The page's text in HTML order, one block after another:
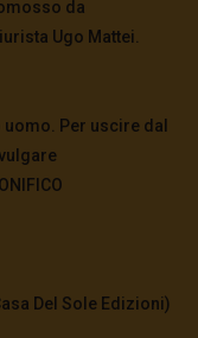
da
Ugo Mattei.
Per uscire dal
Del Sole Edizioni)